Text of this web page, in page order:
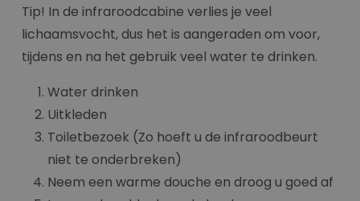
Tip! In de infraroodcabine verlies je veel
lichaamsvocht, dus het is aangeraden om voor,
tijdens en na het gebruik veel water te drinken.
Water drinken
Uitkleden
Toiletbezoek (Zo hoeft u de infraroodbeurt
niet te onderbreken)
Neem een warme douche en droog u goed af